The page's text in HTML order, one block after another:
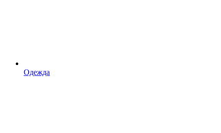
Одежда